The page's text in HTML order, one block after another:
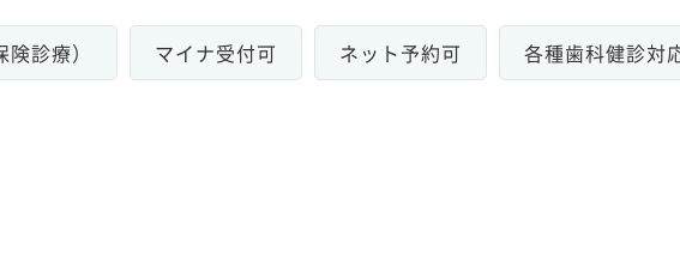
診療） マイナ受付可 ネット予約可 各種歯科健診対